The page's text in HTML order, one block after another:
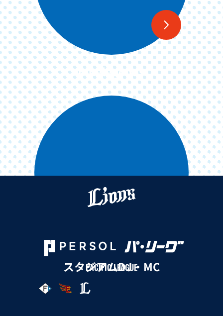
bluelegends
スタジアムDJ・MC
PACIFIC LEAGUE